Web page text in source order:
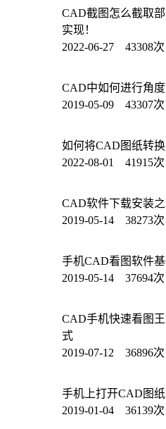
CAD截图怎么截取
实现！
2022-06-27 43308次
CAD中如何进行角度
2019-05-09 43307次
如何将CAD图纸转换
2022-08-01 41915次
CAD软件下载安装
2019-05-14 38273次
手机CAD看图软件
2019-05-14 37694次
CAD手机快速看图
式
2019-07-12 36896次
手机上打开CAD图
2019-01-04 36139次